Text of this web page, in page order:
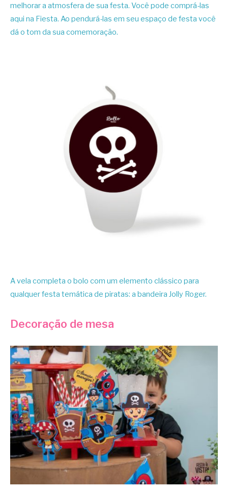
melhorar a atmosfera de sua festa. Você pode comprá-las
aqui na Fiesta. Ao pendurá-las em seu espaço de festa você
dá o tom da sua comemoração.
A vela completa o bolo com um elemento clássico para
qualquer festa temática de piratas: a bandeira Jolly Roger.
Decoração de mesa